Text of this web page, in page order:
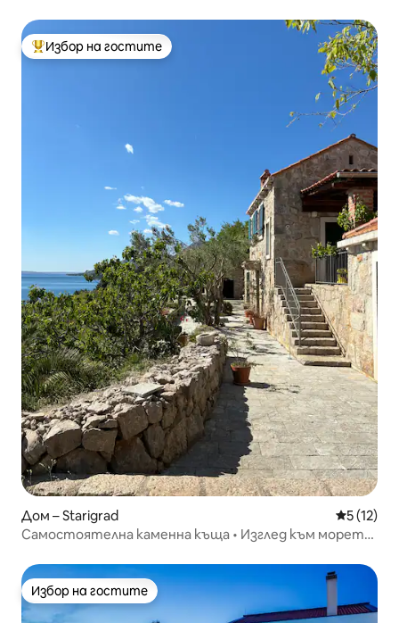
Най-популярен избор на гостите
Избор на гостите
Дом – Starigrad Средна
5 (12)
Самостоятелна каменна къща • Изглед към морето
Избор на гостите
Избор на гостите